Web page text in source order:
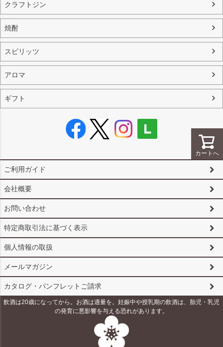
カートへ
クラフトジン
焼酎
スピリッツ
アロマ
ギフト
ご利用ガイド
会社概要
お問い合わせ
特定商取引法に基づく表示
個人情報の取扱
メールマガジン
カタログ・パンフレットご請求
飲酒は20歳になってから。お酒は適量を。妊娠中や授乳期の飲酒は、胎児・乳児
の発育に悪影響を与える恐れがあります。